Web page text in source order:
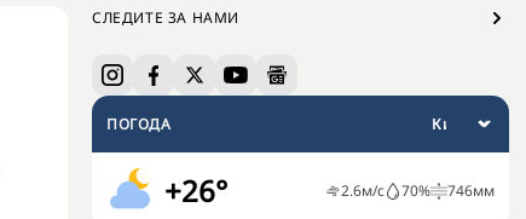
СЛЕДИТЕ ЗА НАМИ
ПОГОДА
+26° 2.6м/с 70% 746мм